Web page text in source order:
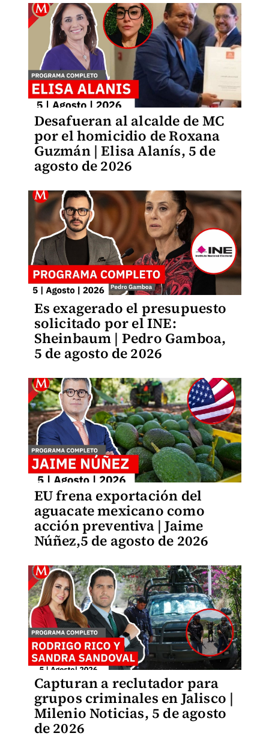
Desafueran al alcalde de MC
por el homicidio de Roxana
Guzmán | Elisa Alanís, 5 de
agosto de 2026
Es exagerado el presupuesto
solicitado por el INE:
Sheinbaum | Pedro Gamboa,
5 de agosto de 2026
EU frena exportación del
aguacate mexicano como
acción preventiva | Jaime
Núñez,5 de agosto de 2026
Capturan a reclutador para
grupos criminales en Jalisco |
Milenio Noticias, 5 de agosto
de 2026